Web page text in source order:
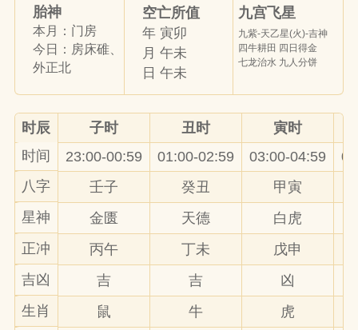
胎神
本月：门房
今日：房床碓、
外正北
空亡所值
年 寅卯
月 午未
日 午未
九宫飞星
九紫-天乙星(火)-吉神
四牛耕田 四日得金
七龙治水 九人分饼
时辰 子时 丑时
寅时
时间
23:00-00:59 01:00-02:59 03:00-04:59
八字
壬子 癸丑
甲寅
星神
金匮 天德
白虎
正冲
丙午 丁未
戊申
吉凶
吉 吉
凶
生肖
鼠 牛 虎